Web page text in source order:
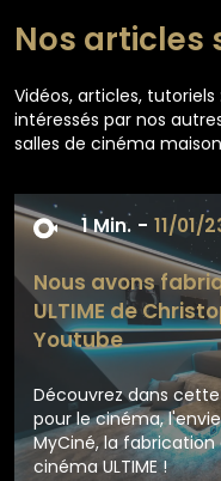
Nos articles
Vidéos, articles,
intéressés par nos
salles de cinéma
1 Min. - 11/01/
Nous avons
ULTIME de
Youtube
Découvrez dans
pour le cinéma,
MyCiné, la
cinéma ULTIME !